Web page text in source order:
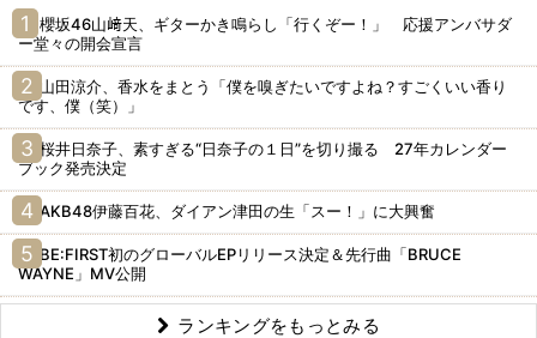
櫻坂46山﨑天、ギターかき鳴らし「行くぞー！」 応援アンバサダ
ー堂々の開会宣言
山田涼介、香水をまとう「僕を嗅ぎたいですよね？すごくいい香り
です、僕（笑）」
桜井日奈子、素すぎる“日奈子の１日”を切り撮る 27年カレンダー
ブック発売決定
AKB48伊藤百花、ダイアン津田の生「スー！」に大興奮
BE:FIRST初のグローバルEPリリース決定＆先行曲「BRUCE
WAYNE」MV公開
ランキングをもっとみる